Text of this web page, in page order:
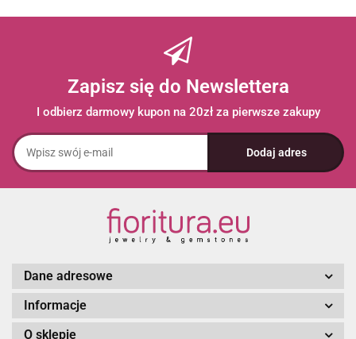
Zapisz się do Newslettera
I odbierz darmowy kupon na 20zł za pierwsze zakupy
Dane adresowe
Informacje
O sklepie